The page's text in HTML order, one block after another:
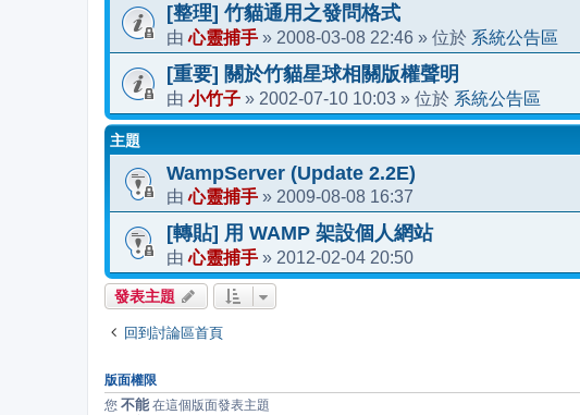
[整理] 竹貓通用之發問格式
由心靈捕手 » 2008-03-08 22:46 » 位於 系統公告區
[重要] 關於竹貓星球相關版權聲明
由 小竹子 » 2002-07-10 10:03 » 位於 系統公告區
主題
WampServer (Update 2.2E)
由心靈捕手 » 2009-08-08 16:37
[轉貼] 用 WAMP 架設個人網站
由心靈捕手 » 2012-02-04 20:50
發表主題
回到討論區首頁
版面權限
您 不能 在這個版面發表主題